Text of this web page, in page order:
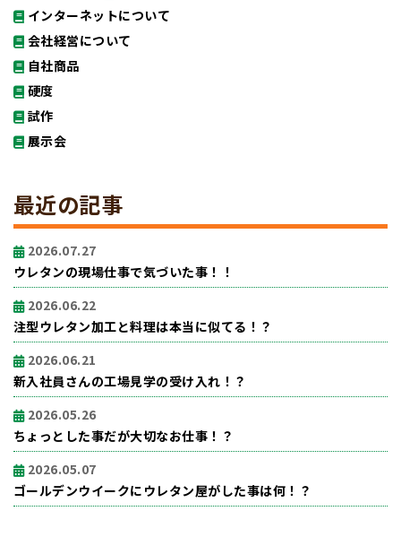
インターネットについて
会社経営について
自社商品
硬度
試作
展示会
最近の記事
2026.07.27
ウレタンの現場仕事で気づいた事！！
2026.06.22
注型ウレタン加工と料理は本当に似てる！？
2026.06.21
新入社員さんの工場見学の受け入れ！？
2026.05.26
ちょっとした事だが大切なお仕事！？
2026.05.07
ゴールデンウイークにウレタン屋がした事は何！？